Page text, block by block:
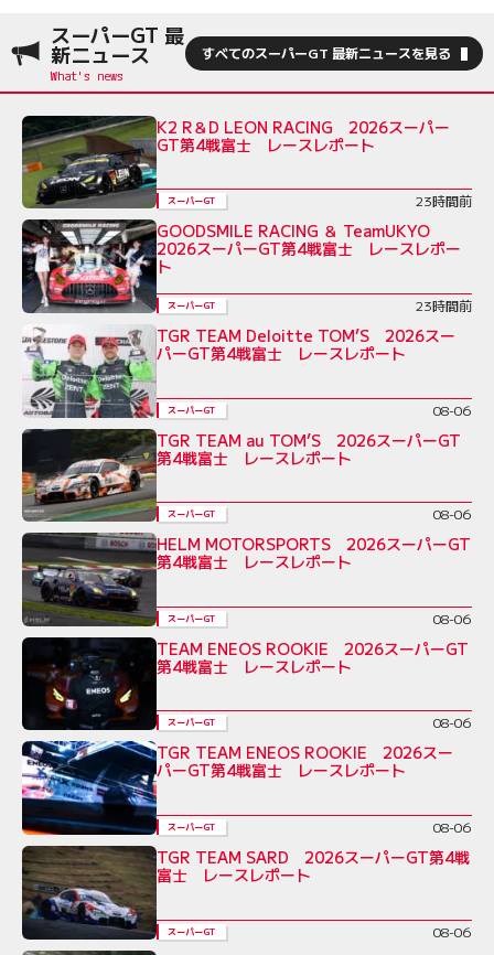
スーパーGT 最
新ニュース すべてのスーパーGT 最新ニュースを見る
K2 R＆D LEON RACING 2026スーパー
GT第4戦富士 レースレポート
スーパーGT 23時間前
GOODSMILE RACING ＆ TeamUKYO
2026スーパーGT第4戦富士 レースレポー
ト
スーパーGT 23時間前
TGR TEAM Deloitte TOM’S 2026スー
パーGT第4戦富士 レースレポート
スーパーGT 08-06
TGR TEAM au TOM’S 2026スーパーGT
第4戦富士 レースレポート
スーパーGT 08-06
HELM MOTORSPORTS 2026スーパーGT
第4戦富士 レースレポート
スーパーGT 08-06
TEAM ENEOS ROOKIE 2026スーパーGT
第4戦富士 レースレポート
スーパーGT 08-06
TGR TEAM ENEOS ROOKIE 2026スー
パーGT第4戦富士 レースレポート
スーパーGT 08-06
TGR TEAM SARD 2026スーパーGT第4戦
富士 レースレポート
スーパーGT 08-06